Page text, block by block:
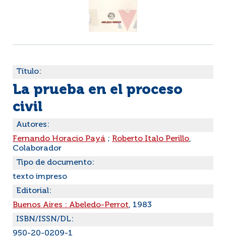
Título:
La prueba en el proceso
civil
Autores:
Fernando Horacio Payá ; Roberto Italo Perillo,
Colaborador
Tipo de documento:
texto impreso
Editorial:
Buenos Aires : Abeledo-Perrot, 1983
ISBN/ISSN/DL:
950-20-0209-1